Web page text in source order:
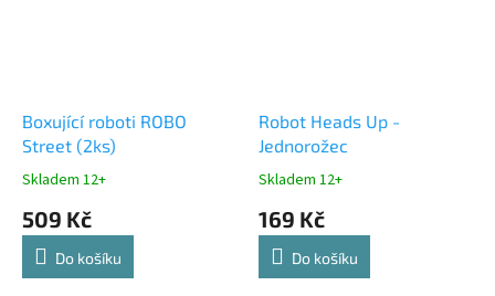
Boxující roboti ROBO
Street (2ks)
Skladem 12+
509 Kč
Do košíku
Robot Heads Up -
Jednorožec
Skladem 12+
169 Kč
Do košíku